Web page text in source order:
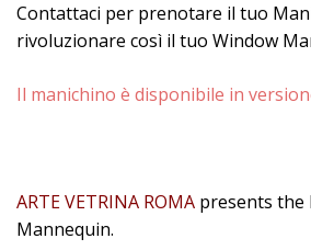
Contattaci per prenotare il tuo
rivoluzionare così il tuo Window
Il manichino è disponibile in
ARTE VETRINA ROMA presents the
Mannequin.